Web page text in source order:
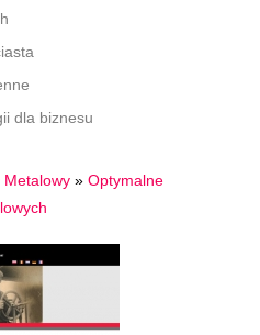
dla biznesu
Metalowy » Optymalne